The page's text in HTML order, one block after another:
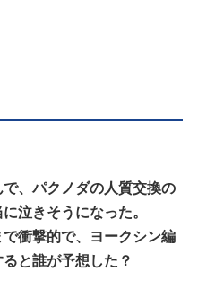
、パクノダの人質交換の
泣きそうになった。
衝撃的で、ヨークシン編
と誰が予想した？